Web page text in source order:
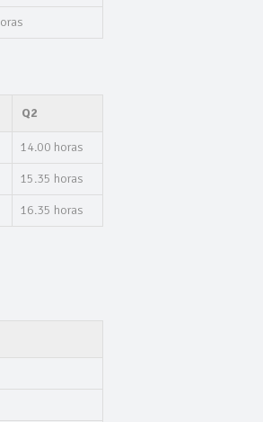
Q2
14.00 horas
15.35 horas
16.35 horas